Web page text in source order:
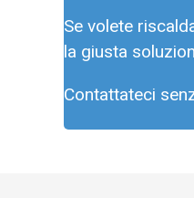
Se volete
la giusta
Contattateci